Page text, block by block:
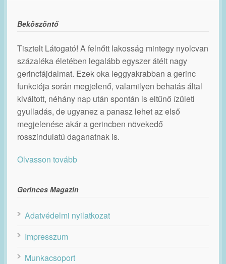
Beköszöntő
Tisztelt Látogató! A felnőtt lakosság mintegy nyolcvan
százaléka életében legalább egyszer átélt nagy
gerincfájdalmat. Ezek oka leggyakrabban a gerinc
funkciója során megjelenő, valamilyen behatás által
kiváltott, néhány nap után spontán is eltűnő ízületi
gyulladás, de ugyanez a panasz lehet az első
megjelenése akár a gerincben növekedő
rosszindulatú daganatnak is.
Olvasson tovább
Gerinces Magazin
Adatvédelmi nyilatkozat
Impresszum
Munkacsoport